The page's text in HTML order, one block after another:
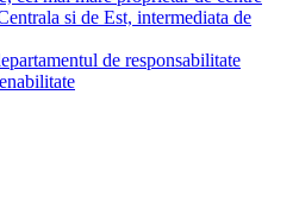
si de Est, intermediata de
de responsabilitate